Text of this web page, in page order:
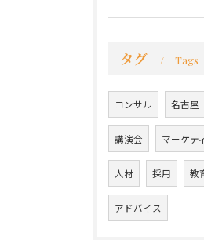
タグ Tags
コンサル 名古屋
講演会 マーケテ
人材 採用 教
アドバイス